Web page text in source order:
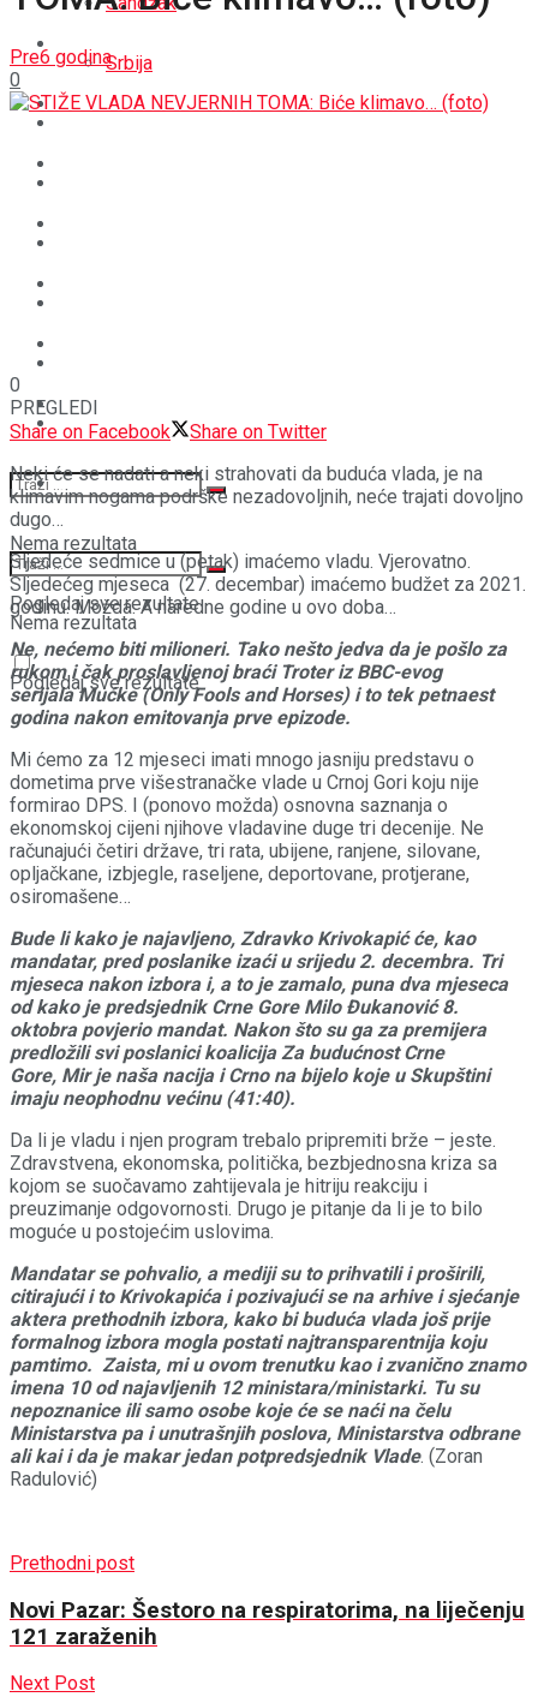
REGIJA
SVIJET
SPORT
Nema rezultata
Pogledaj sve rezultate
Srbija
MAGAZIN
SPORT
Nema rezultata
Pogledaj sve rezultate
Pre6 godina
0
0
PREGLEDI
Share on Facebook
Share on Twitter
Neki će se nadati a neki strahovati da buduća vlada, je na
klimavim nogama podrške nezadovoljnih, neće trajati dovoljno
dugo…
Sljedeće sedmice u (petak) imaćemo vladu. Vjerovatno.
Sljedećeg mjeseca (27. decembar) imaćemo budžet za 2021.
godinu. Možda. A naredne godine u ovo doba…
Ne, nećemo biti milioneri. Tako nešto jedva da je pošlo za
rukom i čak proslavljenoj braći Troter iz BBC-evog
serijala Mućke (Only Fools and Horses) i to tek petnaest
godina nakon emitovanja prve epizode.
Mi ćemo za 12 mjeseci imati mnogo jasniju predstavu o
dometima prve višestranačke vlade u Crnoj Gori koju nije
formirao DPS. I (ponovo možda) osnovna saznanja o
ekonomskoj cijeni njihove vladavine duge tri decenije. Ne
računajući četiri države, tri rata, ubijene, ranjene, silovane,
opljačkane, izbjegle, raseljene, deportovane, protjerane,
osiromašene…
Bude li kako je najavljeno, Zdravko Krivokapić će, kao
mandatar, pred poslanike izaći u srijedu 2. decembra. Tri
mjeseca nakon izbora i, a to je zamalo, puna dva mjeseca
od kako je predsjednik Crne Gore Milo Đukanović 8.
oktobra povjerio mandat. Nakon što su ga za premijera
predložili svi poslanici koalicija Za budućnost Crne
Gore, Mir je naša nacija i Crno na bijelo koje u Skupštini
imaju neophodnu većinu (41:40).
Da li je vladu i njen program trebalo pripremiti brže – jeste.
Zdravstvena, ekonomska, politička, bezbjednosna kriza sa
kojom se suočavamo zahtijevala je hitriju reakciju i
preuzimanje odgovornosti. Drugo je pitanje da li je to bilo
moguće u postojećim uslovima.
Mandatar se pohvalio, a mediji su to prihvatili i proširili,
citirajući i to Krivokapića i pozivajući se na arhive i sjećanje
aktera prethodnih izbora, kako bi buduća vlada još prije
formalnog izbora mogla postati najtransparentnija koju
pamtimo. Zaista, mi u ovom trenutku kao i zvanično znamo
imena 10 od najavljenih 12 ministara/ministarki. Tu su
nepoznanice ili samo osobe koje će se naći na čelu
Ministarstva pa i unutrašnjih poslova, Ministarstva odbrane
ali kai i da je makar jedan potpredsjednik Vlade. (Zoran
Radulović)
Prethodni post
Novi Pazar: Šestoro na respiratorima, na liječenju
121 zaraženih
Next Post